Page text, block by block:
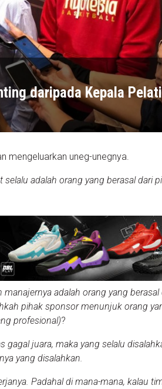
daripada Kepala
mengeluarkan uneg-unegnya.
adalah orang yang berasal dari
adalah orang yang berasal
pihak sponsor menunjuk orang
profesional)?
gagal juara, maka yang selalu
yang disalahkan.
Padahal di mana-mana, kalau